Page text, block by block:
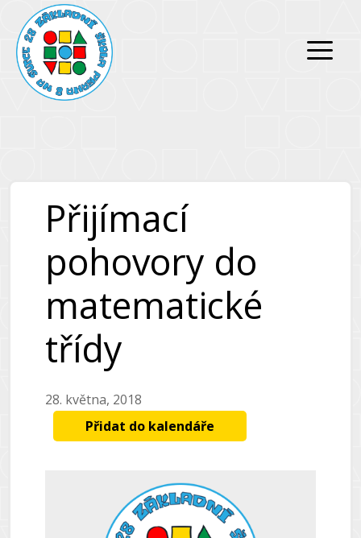
Přeskočit
obsah
Přeskočit
obsah
Přijímací
pohovory do
matematické
třídy
28. května, 2018
Přidat do kalendáře